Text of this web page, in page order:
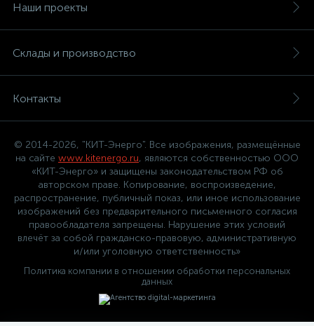
Наши проекты
Склады и производство
Контакты
© 2014-2026, "КИТ-Энерго". Все изображения, размещённые
на сайте www.kitenergo.ru, являются собственностью ООО
«КИТ-Энерго» и защищены законодательством РФ об
авторском праве. Копирование, воспроизведение,
распространение, публичный показ, или иное использование
изображений без предварительного письменного согласия
правообладателя запрещены. Нарушение этих условий
влечёт за собой гражданско-правовую, административную
и/или уголовную ответственность»
Политика компании в отношении обработки персональных
данных